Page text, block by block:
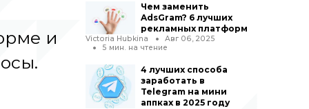
и
Чем заменить
AdsGram? 6 лучших
рекламных платформ
Victoria Hubkina
Авг 06, 2025
5 мин. на чтение
4 лучших способа
заработать в
Telegram на мини
аппках в 2025 году